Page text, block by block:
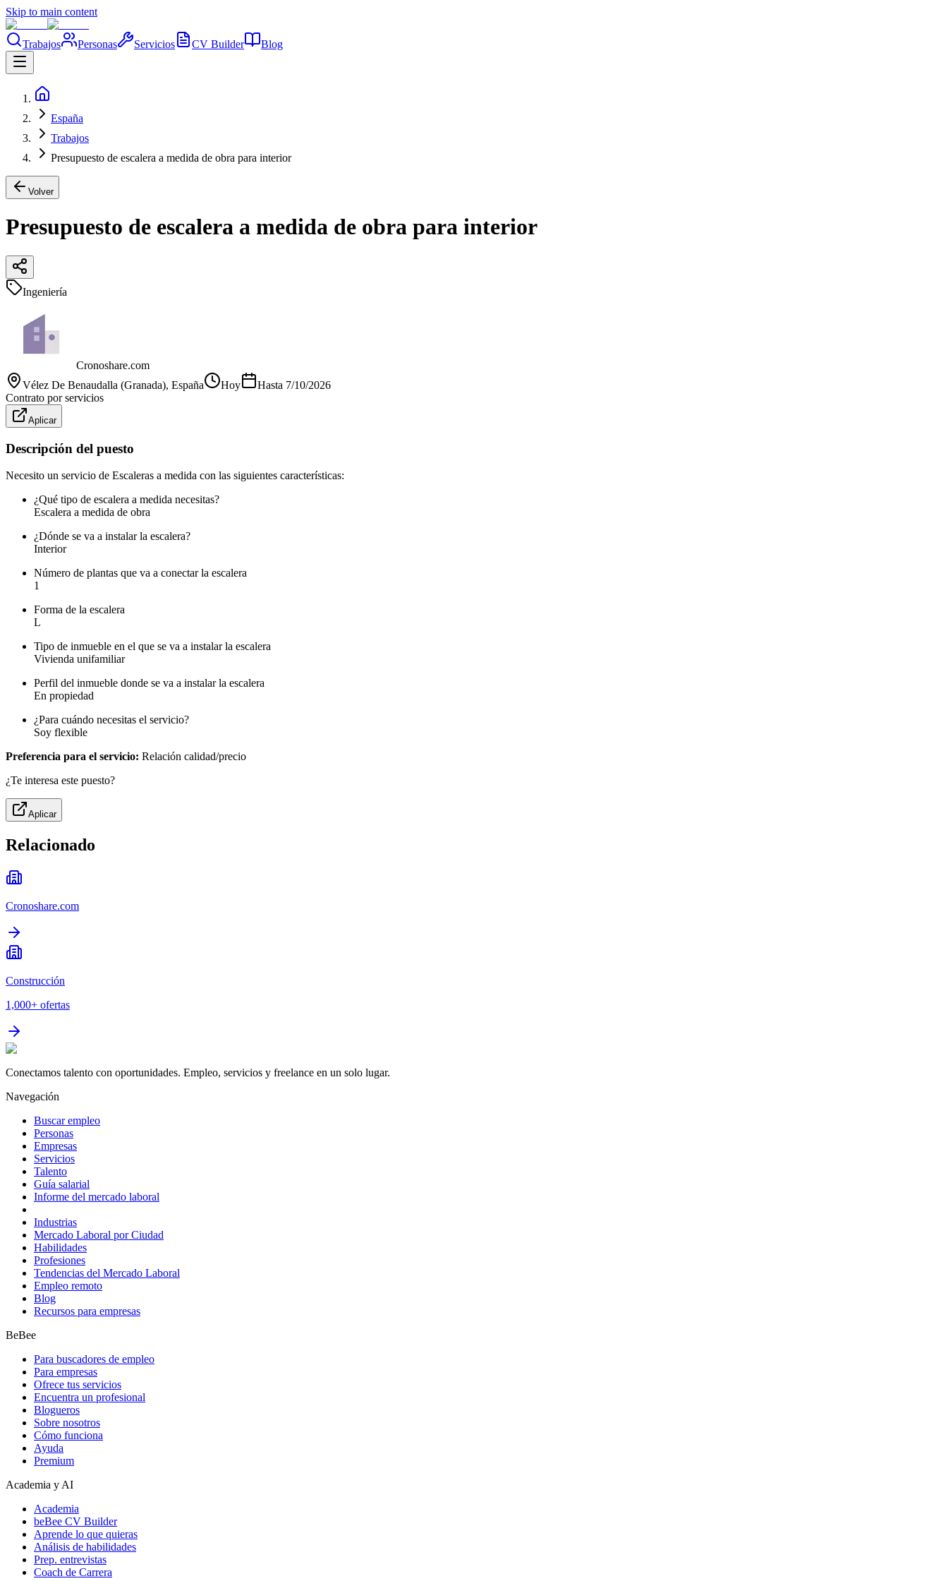
Skip to main content
Trabajos Personas Servicios CV Builder Blog
España
Trabajos
Presupuesto de escalera a medida de obra para interior
Volver
Presupuesto de escalera a medida de obra para interior
Ingeniería
Cronoshare.com
Vélez De Benaudalla (Granada), España Hoy Hasta 7/10/2026
Contrato por servicios
Aplicar
Descripción del puesto
Necesito un servicio de Escaleras a medida con las siguientes características:
¿Qué tipo de escalera a medida necesitas?
Escalera a medida de obra
¿Dónde se va a instalar la escalera?
Interior
Número de plantas que va a conectar la escalera
1
Forma de la escalera
L
Tipo de inmueble en el que se va a instalar la escalera
Vivienda unifamiliar
Perfil del inmueble donde se va a instalar la escalera
En propiedad
¿Para cuándo necesitas el servicio?
Soy flexible
Preferencia para el servicio: Relación calidad/precio
¿Te interesa este puesto?
Aplicar
Relacionado
Cronoshare.com
Construcción
1,000+ ofertas
Conectamos talento con oportunidades. Empleo, servicios y freelance en un solo lugar.
Navegación
Buscar empleo
Personas
Empresas
Servicios
Talento
Guía salarial
Informe del mercado laboral
Industrias
Mercado Laboral por Ciudad
Habilidades
Profesiones
Tendencias del Mercado Laboral
Empleo remoto
Blog
Recursos para empresas
BeBee
Para buscadores de empleo
Para empresas
Ofrece tus servicios
Encuentra un profesional
Blogueros
Sobre nosotros
Cómo funciona
Ayuda
Premium
Academia y AI
Academia
beBee CV Builder
Aprende lo que quieras
Análisis de habilidades
Prep. entrevistas
Coach de Carrera